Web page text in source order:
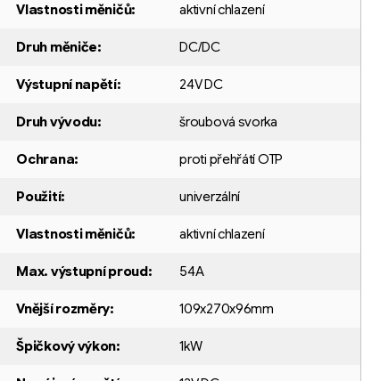
Vlastnosti měničů: aktivní chlazení
Druh měniče: DC/DC
Výstupní napětí: 24V DC
Druh vývodu: šroubová svorka
Ochrana: proti přehřátí OTP
Použití: univerzální
Vlastnosti měničů: aktivní chlazení
Max. výstupní proud: 54A
Vnější rozměry: 109x270x96mm
Špičkový výkon: 1kW